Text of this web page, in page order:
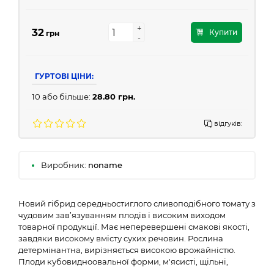
32 грн
+
-
+
-
Купити
ГУРТОВІ ЦІНИ:
10 або більше: 28.80 грн.
відгуків:
Виробник: noname
Новий гібрид середньостиглого сливоподібного томату з
чудовим зав’язуванням плодів і високим виходом
товарної продукції. Має неперевершені смакові якості,
завдяки високому вмісту сухих речовин. Рослина
детермінантна, вирізняється високою врожайністю.
Плоди кубовидноовальної форми, м'ясисті, щільні,